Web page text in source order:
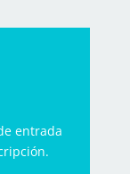
entrada